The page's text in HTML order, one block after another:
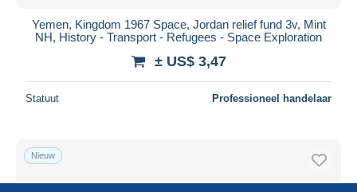
Yemen, Kingdom 1967 Space, Jordan relief fund 3v, Mint
NH, History - Transport - Refugees - Space Exploration
± US$ 3,47
Statuut Professioneel handelaar
Nieuw